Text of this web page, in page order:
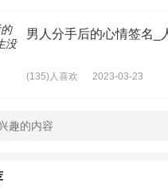
，应叹行人，马上哦诗。
没到呢,、有的人还没死,、
男人分手后的心情签名_
(135)人喜欢 2023-03-23